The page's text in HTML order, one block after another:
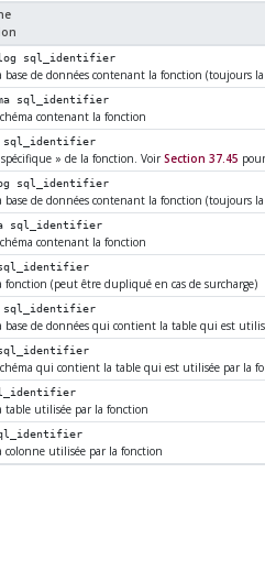
sql_identifier
base de données contenant la fonction (toujours
sql_identifier
contenant la fonction
sql_identifier
» de la fonction. VoirSection 37.45
sql_identifier
base de données contenant la fonction (toujours
sql_identifier
contenant la fonction
fonction (peut être dupliqué en cas de surcharge)
sql_identifier
base de données qui contient la table qui est
qui contient la table qui est utilisée par la
table utilisée par la fonction
colonne utilisée par la fonction